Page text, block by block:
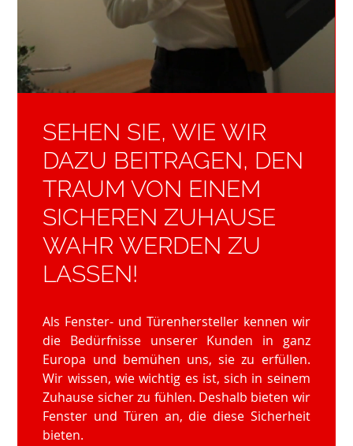
SEHEN SIE, WIE WIR
DAZU BEITRAGEN, DEN
TRAUM VON EINEM
SICHEREN ZUHAUSE
WAHR WERDEN ZU
LASSEN!
Als Fenster- und Türenhersteller kennen wir
die Bedürfnisse unserer Kunden in ganz
Europa und bemühen uns, sie zu erfüllen.
Wir wissen, wie wichtig es ist, sich in seinem
Zuhause sicher zu fühlen. Deshalb bieten wir
Fenster und Türen an, die diese Sicherheit
bieten.